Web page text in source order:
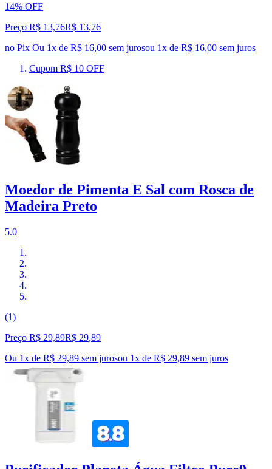
14% OFF
Preço R$ 13,76R$ 13,76
no Pix Ou 1x de R$ 16,00 sem jurosou 1x de R$ 16,00 sem juros
Cupom R$ 10 OFF
Moedor de Pimenta E Sal com Rosca de
Madeira Preto
5.0
(1)
Preço R$ 29,89R$ 29,89
Ou 1x de R$ 29,89 sem jurosou 1x de R$ 29,89 sem juros